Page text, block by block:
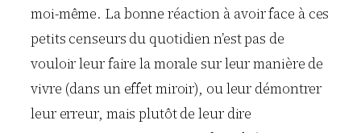
moi-même. La bonne réaction à avoir face à ces
petits censeurs du quotidien n’est pas de
vouloir leur faire la morale sur leur manière de
vivre (dans un effet miroir), ou leur démontrer
leur erreur, mais plutôt de leur dire